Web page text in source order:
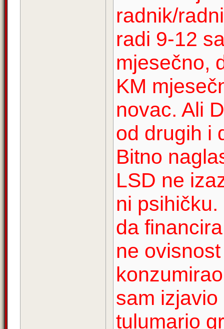
radnik/
radi 9-12
mjesečno,
KM
novac. Ali
od drugih i
Bitno
LSD ne
ni
da
ne
sam
tulumario